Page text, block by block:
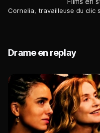
Drame en replay